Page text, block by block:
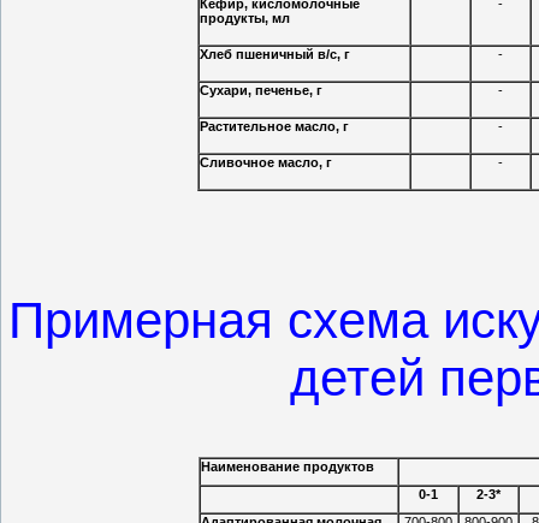
Кефир, кисломолочные
продукты, мл
-
Хлеб пшеничный в/c, г -
Сухари, печенье, г -
Растительное масло, г -
Сливочное масло, г -
Примерная схема
детей
Наименование продуктов
0-1
2-3*